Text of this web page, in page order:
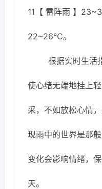
11【 雷阵雨 】
22~26℃。
根据实时生活
使心绪无端地挂上
采，不如放松心情
现雨中的世界是那
变化会影响情绪，
天。